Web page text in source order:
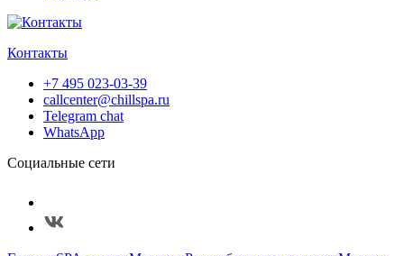
Контакты
+7 495 023-03-39
callcenter@chillspa.ru
Telegram chat
WhatsApp
Социальные сети